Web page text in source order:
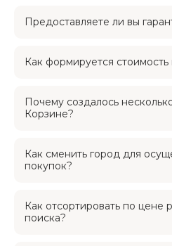
Предоставляете ли вы
Как формируется стоимость
Почему создалось
Корзине?
Как сменить город для
покупок?
Как отсортировать по цене
поиска?